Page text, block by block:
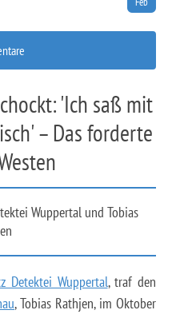
'Ich saß mit
– Das forderte
Wuppertal und Tobias
Detektei Wuppertal, traf den
, Tobias Rathjen, im Oktober